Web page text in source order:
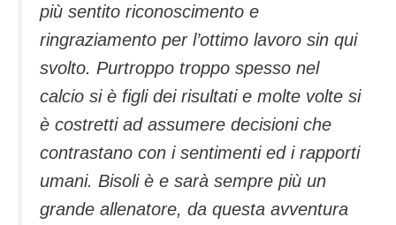
più sentito riconoscimento e
ringraziamento per l’ottimo lavoro sin qui
svolto. Purtroppo troppo spesso nel
calcio si è figli dei risultati e molte volte si
è costretti ad assumere decisioni che
contrastano con i sentimenti ed i rapporti
umani. Bisoli è e sarà sempre più un
grande allenatore, da questa avventura